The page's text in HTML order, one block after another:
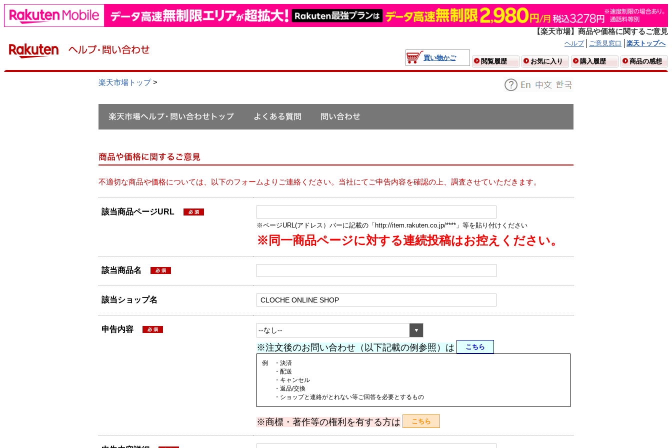
【楽天市場】商品や価格に関するご意見
ヘルプ ご意見窓口
楽天トップへ
買い物かご
閲覧履歴 お気に入り 購入履歴 商品の感想
楽天市場トップ>
不適切な商品や価格については、以下のフォームよりご連絡ください。当社にてご申告内容を確認の上、調査させていただきます。
該当商品ページURL
※ページURL(アドレス）バーに記載の「http://item.rakuten.co.jp/****」等を貼り付けください
※同一商品ページに対する連続投稿はお控えください。
該当商品名
該当ショップ名
申告内容
※注文後のお問い合わせ（以下記載の例参照）は こちら
例 ・決済
・配送
・キャンセル
・返品/交換
・ショップと連絡がとれない等ご回答を必要とするもの
※商標・著作等の権利を有する方は こちら